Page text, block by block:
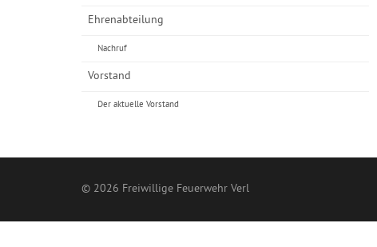
Ehrenabteilung
Nachruf
Vorstand
Der aktuelle Vorstand
© 2026 Freiwillige Feuerwehr Verl